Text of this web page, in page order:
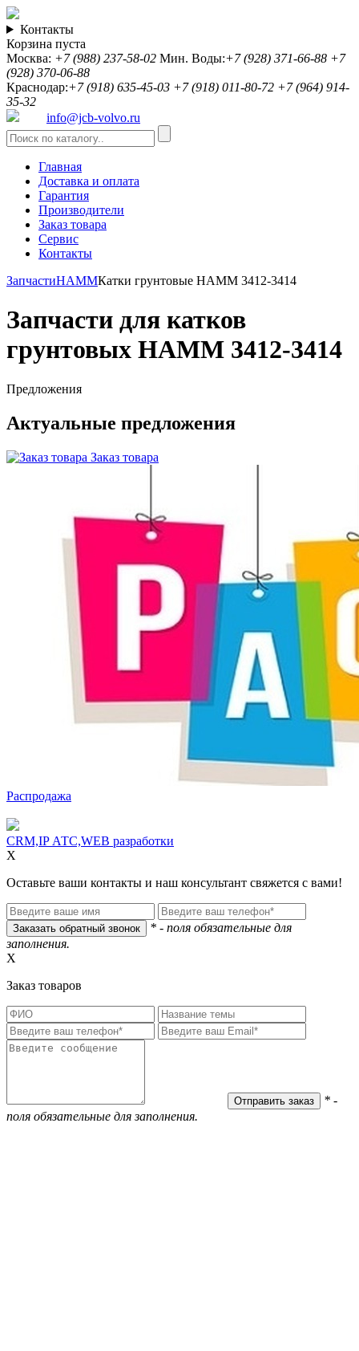
Контакты
Корзина пуста
Москва: +7 (988) 237-58-02 Мин. Воды:+7 (928) 371-66-88 +7
(928) 370-06-88
Краснодар:+7 (918) 635-45-03 +7 (918) 011-80-72 +7 (964) 914-
35-32
info@jcb-volvo.ru
Главная
Доставка и оплата
Гарантия
Производители
Заказ товара
Сервис
Контакты
ЗапчастиHAMMКатки грунтовые HAMM 3412-3414
Запчасти для катков
грунтовых HAMM 3412-3414
Предложения
Актуальные предложения
Заказ товара
Распродажа
CRM,IP АТС,WEB разработки
X
Оставьте ваши контакты и наш консультант свяжется с вами!
* - поля обязательные для
заполнения.
X
Заказ товаров
* -
поля обязательные для заполнения.